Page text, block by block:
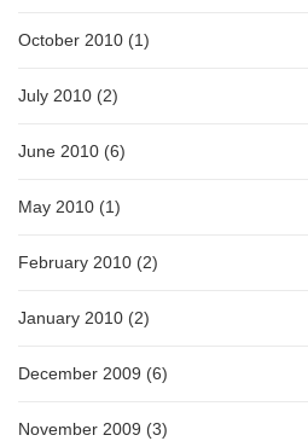
October 2010 (1)
July 2010 (2)
June 2010 (6)
May 2010 (1)
February 2010 (2)
January 2010 (2)
December 2009 (6)
November 2009 (3)